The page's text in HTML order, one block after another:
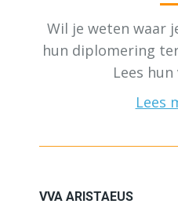
Wil je weten waar
hun diplomering
Lees
Lees
VVA ARISTAEUS